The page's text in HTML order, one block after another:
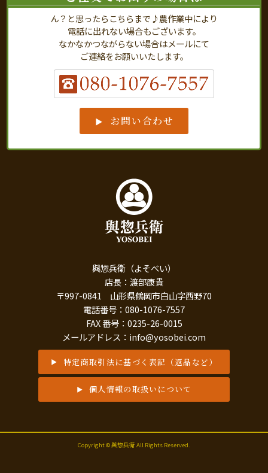
ん？と思ったらこちらまで♪農作業中により
電話に出れない場合もございます。
なかなかつながらない場合はメールにて
ご連絡をお願いいたします。
お問い合わせ
與惣兵衛（よそべい）
店長：渡部康貴
〒997-0841 山形県鶴岡市白山字西野70
電話番号：080-1076-7557
FAX 番号：0235-26-0015
メールアドレス：info@yosobei.com
特定商取引法に基づく表記（返品など）
個人情報の取扱いについて
Copyright © 與惣兵衛 All Rights Reserved.